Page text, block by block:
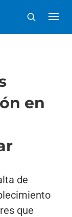
en
de
que